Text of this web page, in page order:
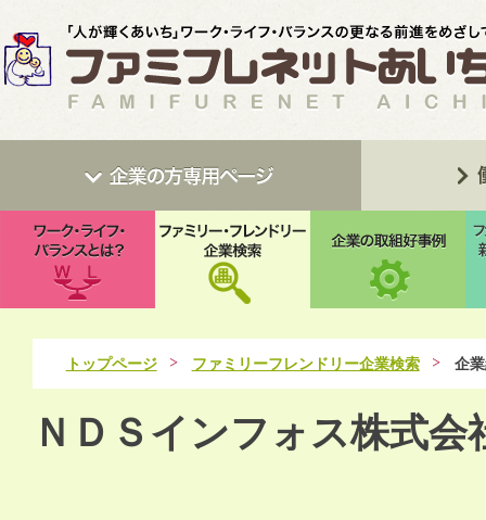
トップページ ファミリーフレンドリー企業検索 企
ＮＤＳインフォス株式会